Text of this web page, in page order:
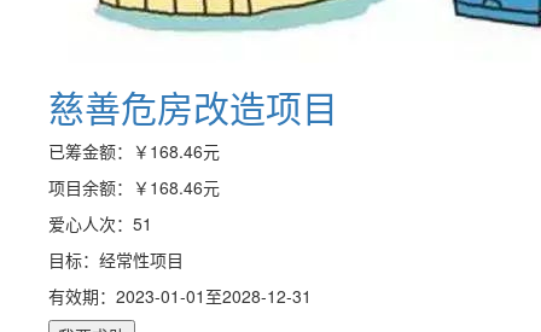
慈善危房改造项目
已筹金额： ￥168.46元
项目余额： ￥168.46元
爱心人次：51
目标：经常性项目
有效期：2023-01-01至2028-12-31